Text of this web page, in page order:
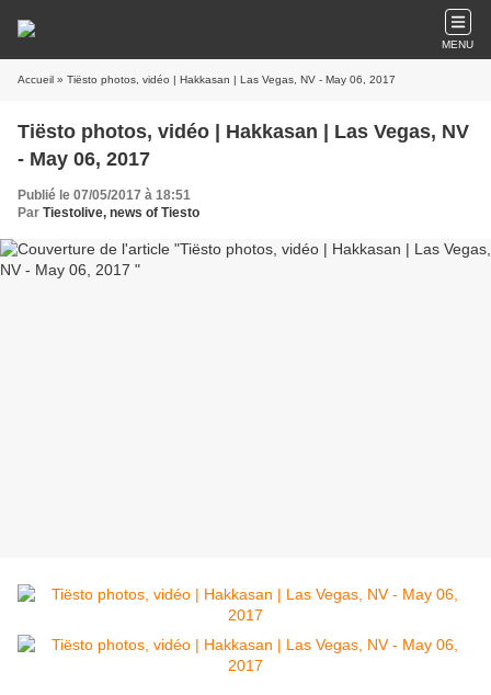
MENU
Accueil » Tiësto photos, vidéo | Hakkasan | Las Vegas, NV - May 06, 2017
Tiësto photos, vidéo | Hakkasan | Las Vegas, NV
- May 06, 2017
Publié le 07/05/2017 à 18:51
Par Tiestolive, news of Tiesto